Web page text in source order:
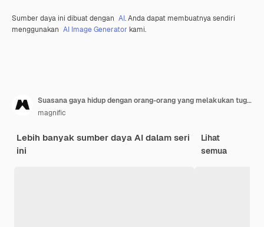
Sumber daya ini dibuat dengan AI. Anda dapat membuatnya sendiri
menggunakan AI Image Generator kami.
Suasana gaya hidup dengan orang-orang yang melakukan tugas rutin dalam gaya anime
magnific
Lebih banyak sumber daya AI dalam seri
ini
Lihat
semua